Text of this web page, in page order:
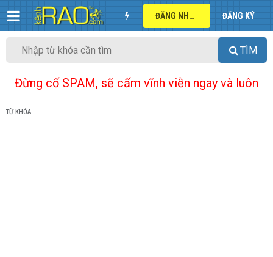
ĐĂNG NHẬP ĐĂNG KÝ
TÌM
Đừng cố SPAM, sẽ cấm vĩnh viễn ngay và luôn
TỪ KHÓA